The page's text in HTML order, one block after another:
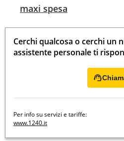
maxi spesa
Cerchi qualcosa o cerchi un
assistente personale ti
Per info su servizi e tariffe:
www.1240.it